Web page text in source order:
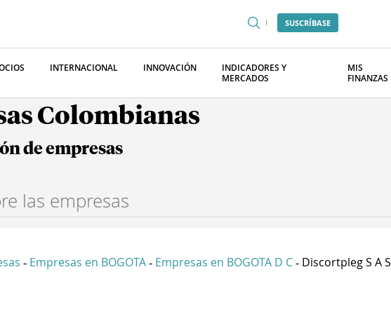
SUSCRÍBASE
INTERNACIONAL INNOVACIÓN
INDICADORES Y
MERCADOS
MIS
FINANZAS
Colombianas
de empresas
- Empresas en BOGOTA - Empresas en BOGOTA D C - Discortpleg S A S